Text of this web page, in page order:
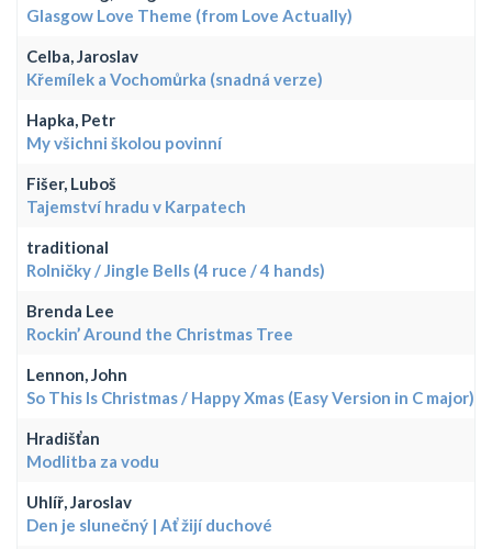
Glasgow Love Theme (from Love Actually)
Celba, Jaroslav
Křemílek a Vochomůrka (snadná verze)
Hapka, Petr
My všichni školou povinní
Fišer, Luboš
Tajemství hradu v Karpatech
traditional
Rolničky / Jingle Bells (4 ruce / 4 hands)
Brenda Lee
Rockin’ Around the Christmas Tree
Lennon, John
So This Is Christmas / Happy Xmas (Easy Version in C major)
Hradišťan
Modlitba za vodu
Uhlíř, Jaroslav
Den je slunečný | Ať žijí duchové